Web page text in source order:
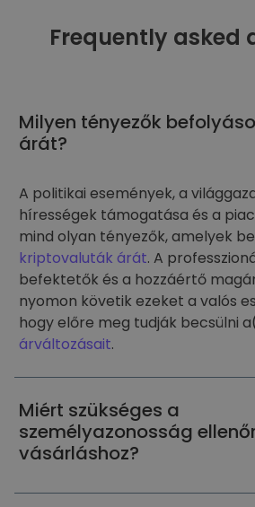
Frequently asked
Milyen tényezők
árát?
A politikai események, a
hírességek támogatása és a
mind olyan tényezők, amelyek
kriptovaluták árát. A
befektetők és a hozzáértő
nyomon követik ezeket a valós
hogy előre meg tudják becsülni
árváltozásait.
Miért szükséges a
személyazonosság
vásárláshoz?